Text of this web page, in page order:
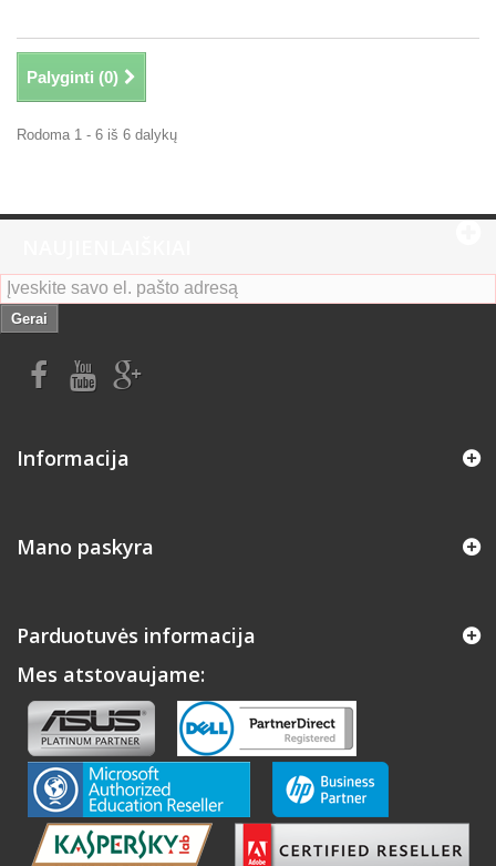
Palyginti (0)
Rodoma 1 - 6 iš 6 dalykų
Gerai
Informacija
Mano paskyra
Parduotuvės informacija
Mes atstovaujame: